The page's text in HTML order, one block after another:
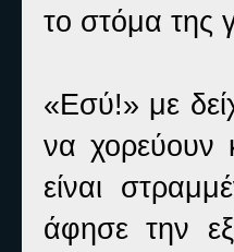
το στόμα της
«Εσύ!» με
να χορεύουν
είναι
άφησε την